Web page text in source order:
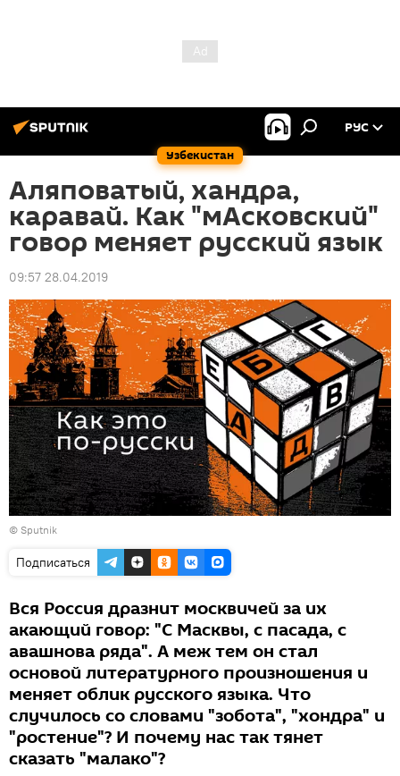
Узбекистан
РУС
Аляповатый, хандра,
каравай. Как "мАсковский"
говор меняет русский язык
09:57 28.04.2019
© Sputnik
Подписаться
Вся Россия дразнит москвичей за их
акающий говор: "С Масквы, с пасада, с
авашнова ряда". А меж тем он стал
основой литературного произношения и
меняет облик русского языка. Что
случилось со словами "зобота", "хондра" и
"ростение"? И почему нас так тянет
сказать "малако"?